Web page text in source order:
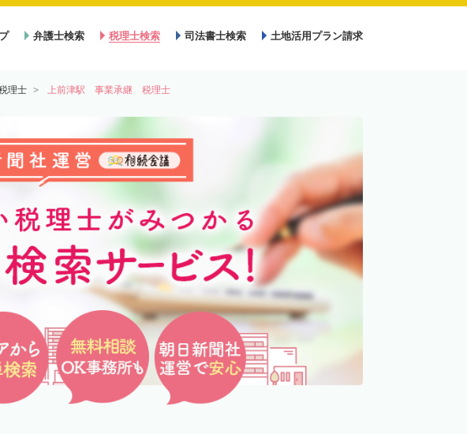
弁護士検索 税理士検索 司法書士検索 土地活用プラン請求
理士 上前津駅 事業承継 税理士